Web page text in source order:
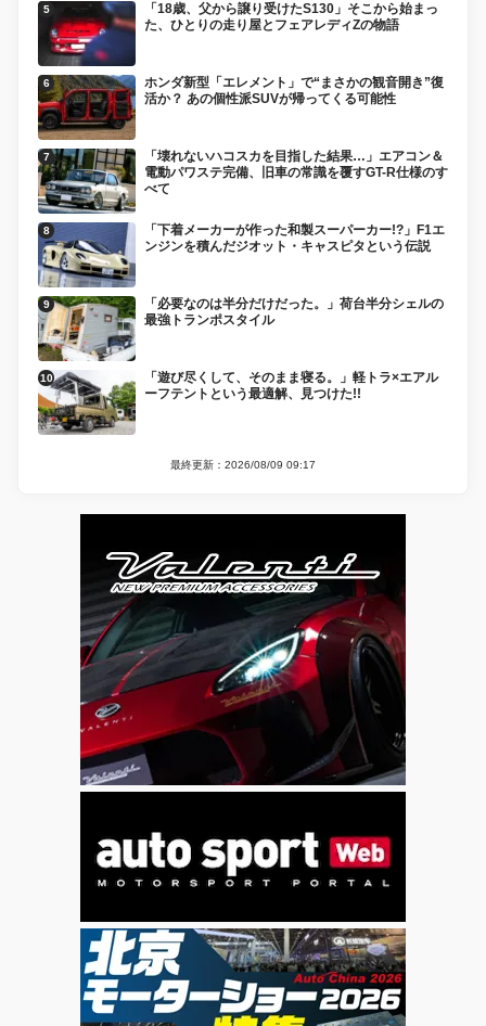
「18歳、父から譲り受けたS130」そこから始まっ
た、ひとりの走り屋とフェアレディZの物語
ホンダ新型「エレメント」で“まさかの観音開き”復
活か？ あの個性派SUVが帰ってくる可能性
「壊れないハコスカを目指した結果…」エアコン＆
電動パワステ完備、旧車の常識を覆すGT-R仕様のす
べて
「下着メーカーが作った和製スーパーカー!?」F1エ
ンジンを積んだジオット・キャスピタという伝説
「必要なのは半分だけだった。」荷台半分シェルの
最強トランポスタイル
「遊び尽くして、そのまま寝る。」軽トラ×エアル
ーフテントという最適解、見つけた!!
最終更新：2026/08/09 09:17